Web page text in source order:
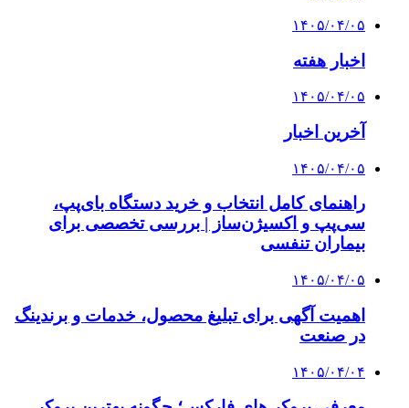
۱۴۰۵/۰۴/۰۵
اخبار هفته
۱۴۰۵/۰۴/۰۵
آخرین اخبار
۱۴۰۵/۰۴/۰۵
راهنمای کامل انتخاب و خرید دستگاه بای‌پپ،
سی‌پپ و اکسیژن‌ساز | بررسی تخصصی برای
بیماران تنفسی
۱۴۰۵/۰۴/۰۵
اهمیت آگهی برای تبلیغ محصول، خدمات و برندینگ
در صنعت
۱۴۰۵/۰۴/۰۴